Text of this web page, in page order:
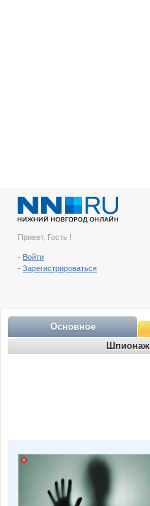
Привет, Гость !
- Войти
- Зарегистрироваться
Основное
Шпионаж